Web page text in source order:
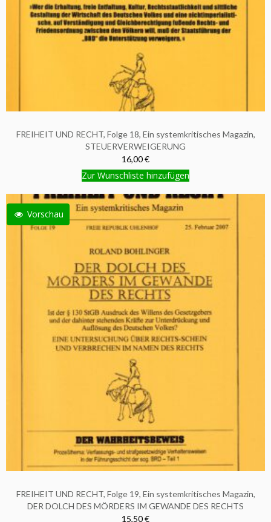
FREIHEIT UND RECHT, Folge 18, Ein systemkritisches Magazin,
STEUERVERWEIGERUNG
16,00 €
Zur Wunschliste hinzufügen
Vorschau
FREIHEIT UND RECHT, Folge 19, Ein systemkritisches Magazin,
DER DOLCH DES MÖRDERS IM GEWANDE DES RECHTS
15,50 €